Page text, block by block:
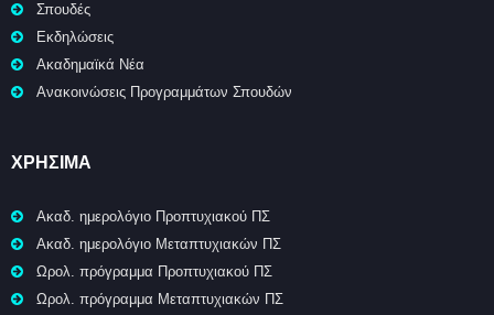
Σπουδές
Εκδηλώσεις
Ακαδημαϊκά Νέα
Ανακοινώσεις Προγραμμάτων Σπουδών
ΧΡΉΣΙΜΑ
Ακαδ. ημερολόγιο Προπτυχιακού ΠΣ
Ακαδ. ημερολόγιο Μεταπτυχιακών ΠΣ
Ωρολ. πρόγραμμα Προπτυχιακού ΠΣ
Ωρολ. πρόγραμμα Μεταπτυχιακών ΠΣ